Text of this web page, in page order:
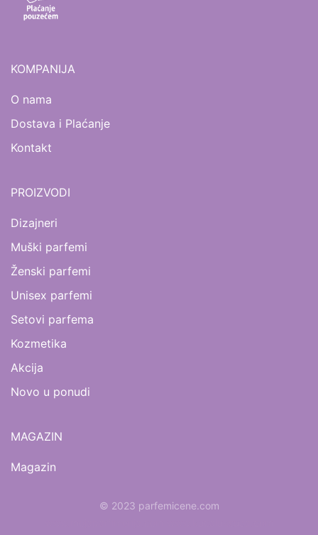
KOMPANIJA
O nama
Dostava i Plaćanje
Kontakt
PROIZVODI
Dizajneri
Muški parfemi
Ženski parfemi
Unisex parfemi
Setovi parfema
Kozmetika
Akcija
Novo u ponudi
MAGAZIN
Magazin
© 2023 parfemicene.com